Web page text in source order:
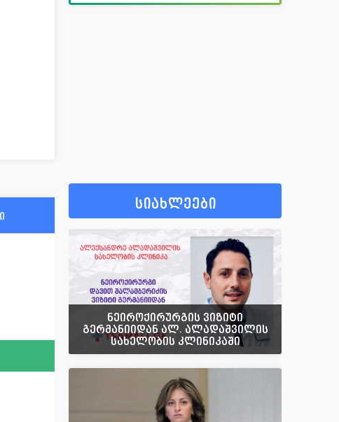
სიახლეები
ნეიროქირურგის ვიზიტი
გერმანიიდან ალ. ალადაშვილის
სახელობის კლინიკაში